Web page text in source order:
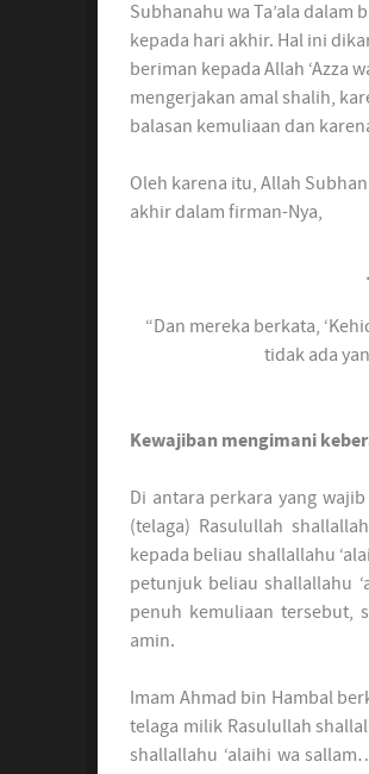
Subhanahu wa Ta’ala dalam
kepada hari akhir. Hal ini
beriman kepada Allah ‘Azza
mengerjakan amal shalih,
balasan kemuliaan dan
Oleh karena itu, Allah
akhir dalam firman-Nya,
“Dan mereka berkata,
tidak ada
Kewajiban mengimani
Di antara perkara yang
(telaga) Rasulullah
kepada beliau shallallahu
petunjuk beliau shallallahu
penuh kemuliaan tersebut,
amin.
Imam Ahmad bin Hambal
telaga milik Rasulullah
shallallahu ‘alaihi wa